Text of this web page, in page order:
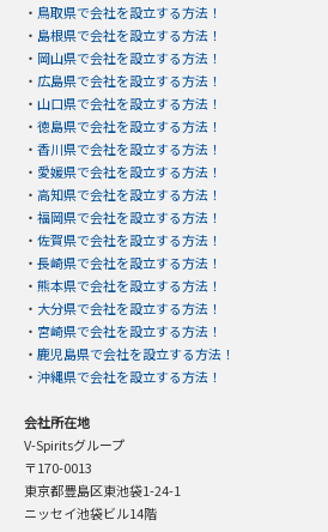
・ 鳥取県で会社を設立する方法！
・ 島根県で会社を設立する方法！
・ 岡山県で会社を設立する方法！
・ 広島県で会社を設立する方法！
・ 山口県で会社を設立する方法！
・ 徳島県で会社を設立する方法！
・ 香川県で会社を設立する方法！
・ 愛媛県で会社を設立する方法！
・ 高知県で会社を設立する方法！
・ 福岡県で会社を設立する方法！
・ 佐賀県で会社を設立する方法！
・ 長崎県で会社を設立する方法！
・ 熊本県で会社を設立する方法！
・ 大分県で会社を設立する方法！
・ 宮崎県で会社を設立する方法！
・ 鹿児島県で会社を設立する方法！
・ 沖縄県で会社を設立する方法！
会社所在地
V-Spiritsグループ
〒170-0013
東京都豊島区東池袋1-24-1
ニッセイ池袋ビル14階